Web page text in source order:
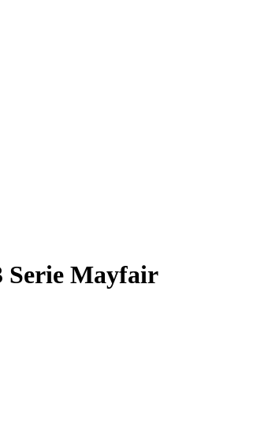
Serie Mayfair